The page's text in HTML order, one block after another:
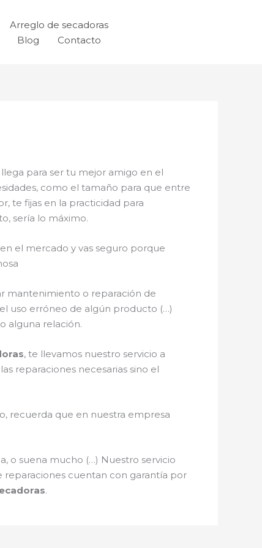
Arreglo de secadoras
Blog Contacto
llega para ser tu mejor amigo en el
como el tamaño para que entre
te fijas en la practicidad para
sería lo máximo.
el mercado y vas seguro porque
mantenimiento o reparación de
uso erróneo de algún producto (…)
alguna relación.
, te llevamos nuestro servicio a
reparaciones necesarias sino el
recuerda que en nuestra empresa
o suena mucho (…) Nuestro servicio
reparaciones cuentan con garantía por
.